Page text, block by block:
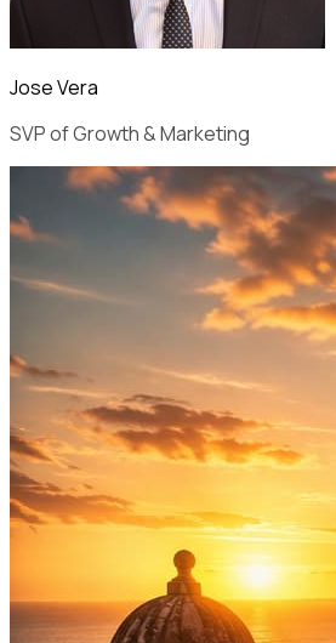
Jose Vera
SVP of Growth & Marketing